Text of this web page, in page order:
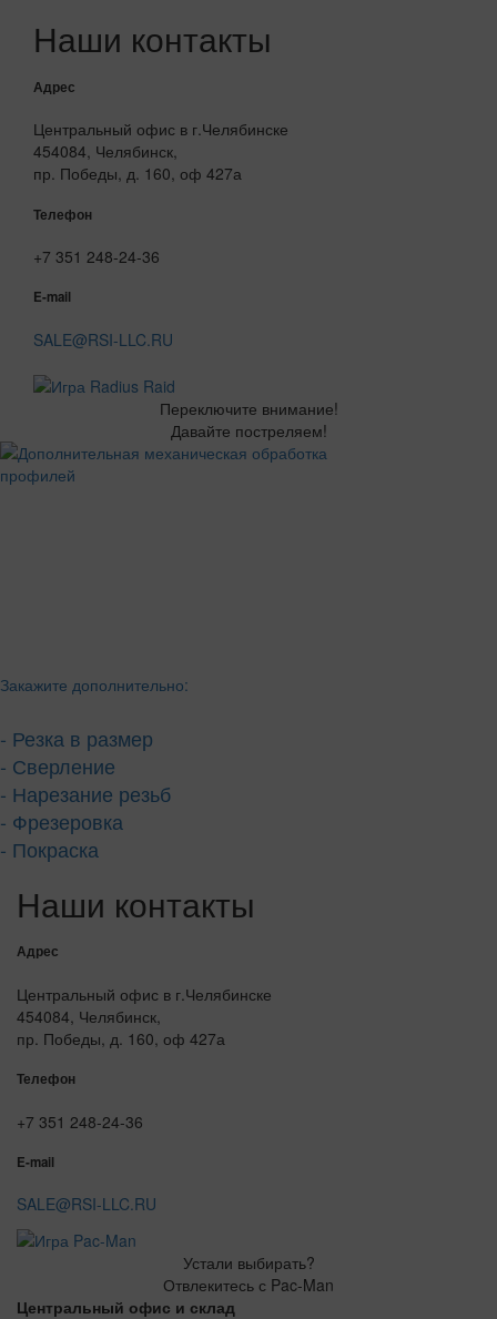
Наши контакты
Адрес
Центральный офис в г.Челябинске
454084, Челябинск,
пр. Победы, д. 160, оф 427а
Телефон
+7 351 248-24-36
E-mail
SALE@RSI-LLC.RU
Переключите внимание!
Давайте постреляем!
Закажите дополнительно:
- Резка в размер
- Сверление
- Нарезание резьб
- Фрезеровка
- Покраска
Наши контакты
Адрес
Центральный офис в г.Челябинске
454084, Челябинск,
пр. Победы, д. 160, оф 427а
Телефон
+7 351 248-24-36
E-mail
SALE@RSI-LLC.RU
Устали выбирать?
Отвлекитесь с Pac-Man
Центральный офис и склад